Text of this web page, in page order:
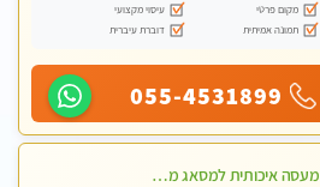
מקום פרטי
עיסוי מקצועי
תמונה אמיתית
דוברת עיברית
055-4531899
מעסה איכותית למסאג מפנק ומקצועי ביותר